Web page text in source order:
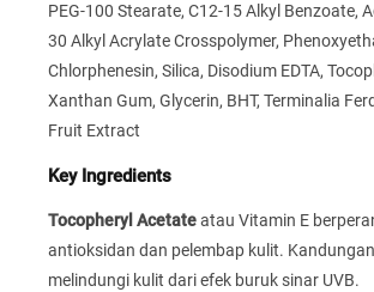
PEG-100 Stearate, C12-15 Alkyl Benzoate,
30 Alkyl Acrylate Crosspolymer,
Chlorphenesin, Silica, Disodium EDTA,
Xanthan Gum, Glycerin, BHT, Terminalia
Fruit Extract
Key Ingredients
Tocopheryl Acetateatau Vitamin E
antioksidan dan pelembap kulit.
melindungi kulit dari efek buruk sinar UVB.